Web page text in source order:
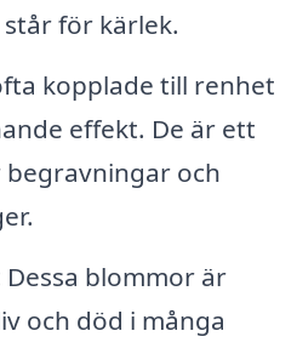
för kärlek.
kopplade till renhet
effekt. De är ett
och
Dessa blommor är
och död i många